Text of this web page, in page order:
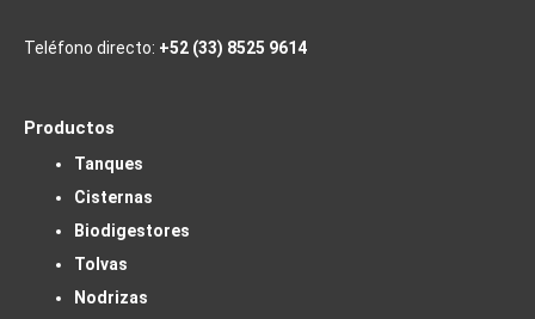
Teléfono directo: +52 (33) 8525 9614
Productos
Tanques
Cisternas
Biodigestores
Tolvas
Nodrizas